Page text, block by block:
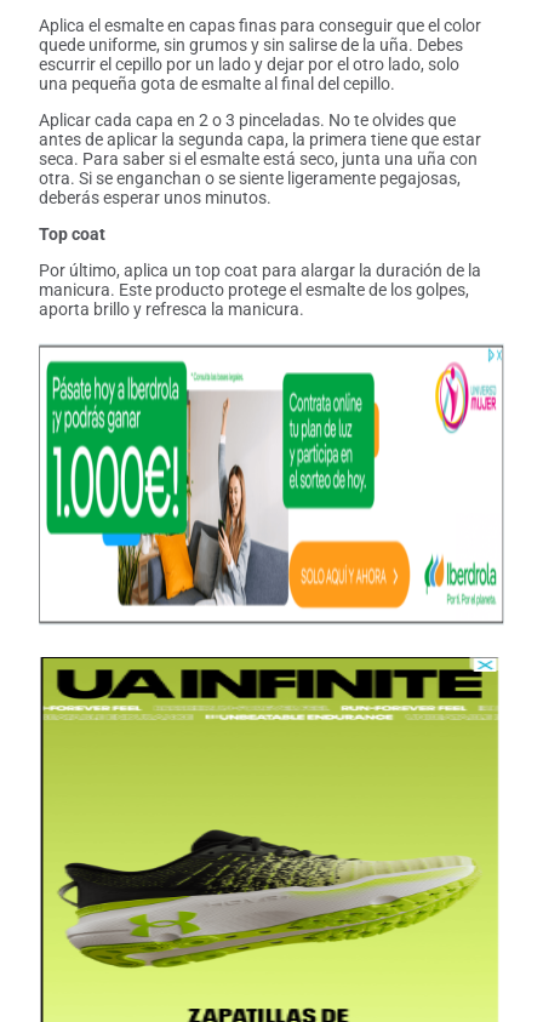
Aplica el esmalte en capas finas para conseguir que el color
quede uniforme, sin grumos y sin salirse de la uña. Debes
escurrir el cepillo por un lado y dejar por el otro lado, solo
una pequeña gota de esmalte al final del cepillo.
Aplicar cada capa en 2 o 3 pinceladas. No te olvides que
antes de aplicar la segunda capa, la primera tiene que estar
seca. Para saber si el esmalte está seco, junta una uña con
otra. Si se enganchan o se siente ligeramente pegajosas,
deberás esperar unos minutos.
Top coat
Por último, aplica un top coat para alargar la duración de la
manicura. Este producto protege el esmalte de los golpes,
aporta brillo y refresca la manicura.